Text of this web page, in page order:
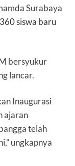
Surabaya
360 siswa baru
bersyukur
lancar.
Inaugurasi
ajaran
telah
ungkapnya